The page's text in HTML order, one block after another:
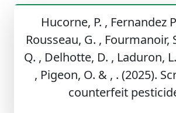
Hucorne, P. , Fernandez
Rousseau, G. , Fourmanoir,
Q. , Delhotte, D. , Laduron,
, Pigeon, O. & , . (2025).
counterfeit